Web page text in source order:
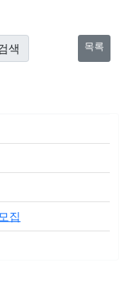
목록
집